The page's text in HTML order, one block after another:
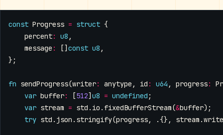
const Progress = struct {
percent: u8 ,
message : [] const u8 ,
};
fn sendProgress(writer: anytype , id : u64 , progress:
var buffer: [512] u8 = undefined ;
var stream = std . io . fixedBufferStream(&buffer);
try std . json . stringify(progress, .{}, stream .